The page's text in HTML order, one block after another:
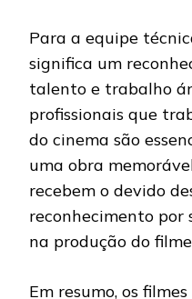
Para a equipe
significa um
talento e trabalho
profissionais que
do cinema são
uma obra
recebem o devido
reconhecimento
na produção do
Em resumo, os